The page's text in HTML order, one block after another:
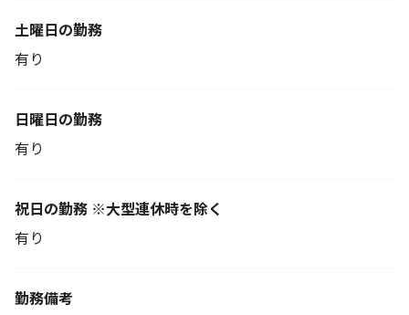
土曜日の勤務
有り
日曜日の勤務
有り
祝日の勤務 ※大型連休時を除く
有り
勤務備考